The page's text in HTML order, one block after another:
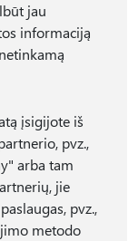
jau
informaciją
įsigijote iš
pvz.,
arba tam
jie
pvz.,
metodo